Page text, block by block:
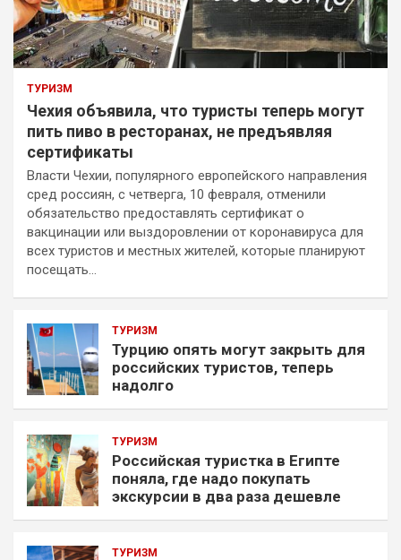
ТУРИЗМ
Чехия объявила, что туристы теперь могут
пить пиво в ресторанах, не предъявляя
сертификаты
Власти Чехии, популярного европейского направления
сред россиян, с четверга, 10 февраля, отменили
обязательство предоставлять сертификат о
вакцинации или выздоровлении от коронавируса для
всех туристов и местных жителей, которые планируют
посещать…
ТУРИЗМ
Турцию опять могут закрыть для
российских туристов, теперь
надолго
ТУРИЗМ
Российская туристка в Египте
поняла, где надо покупать
экскурсии в два раза дешевле
ТУРИЗМ